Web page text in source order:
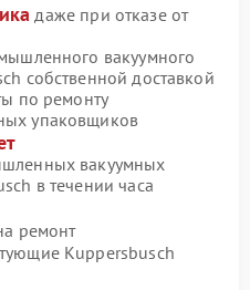
даже при отказе от
вакуумного
собственной доставкой
по ремонту
упаковщиков
вакуумных
в течении часа
ремонт
Kuppersbusch